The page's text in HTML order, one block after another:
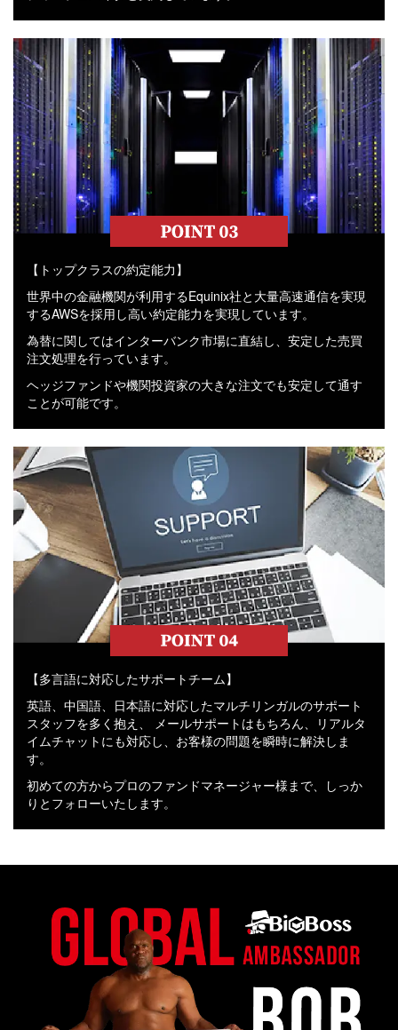
【トップクラスの約定能力】
世界中の金融機関が利用するEquinix社と大量高速通信を実現
するAWSを採用し高い約定能力を実現しています。
為替に関してはインターバンク市場に直結し、安定した売買
注文処理を行っています。
ヘッジファンドや機関投資家の大きな注文でも安定して通す
ことが可能です。
【多言語に対応したサポートチーム】
英語、中国語、日本語に対応したマルチリンガルのサポート
スタッフを多く抱え、 メールサポートはもちろん、リアルタ
イムチャットにも対応し、お客様の問題を瞬時に解決しま
す。
初めての方からプロのファンドマネージャー様まで、しっか
りとフォローいたします。